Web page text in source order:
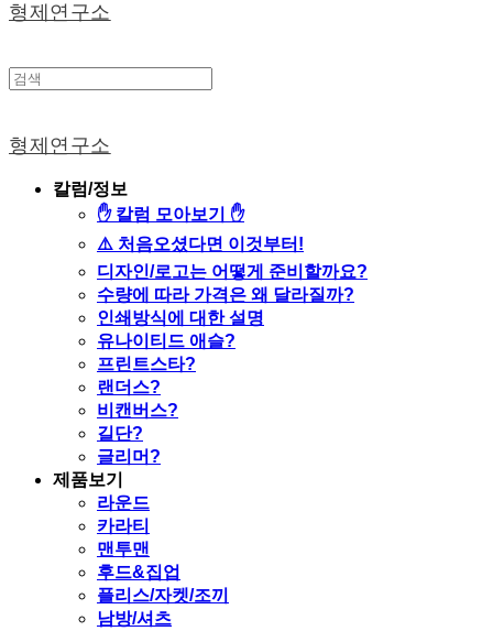
형제연구소
형제연구소
칼럼/정보
✋ 칼럼 모아보기 ✋
⚠️ 처음오셨다면 이것부터!
디자인/로고는 어떻게 준비할까요?
수량에 따라 가격은 왜 달라질까?
인쇄방식에 대한 설명
유나이티드 애슬?
프린트스타?
랜더스?
비캔버스?
길단?
글리머?
제품보기
라운드
카라티
맨투맨
후드&집업
플리스/자켓/조끼
남방/셔츠